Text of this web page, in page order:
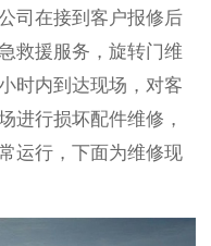
司在接到客户报修后
救援服务，旋转门维
时内到达现场，对客
进行损坏配件维修，
运行，下面为维修现